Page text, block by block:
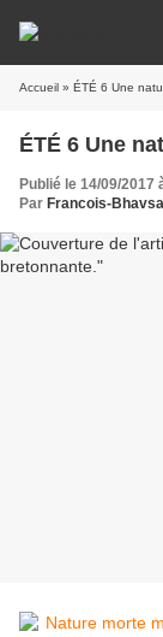
Accueil » ÉTÉ 6 Une
ÉTÉ 6 Une
Publié le 14/09/2017
Par Francois-